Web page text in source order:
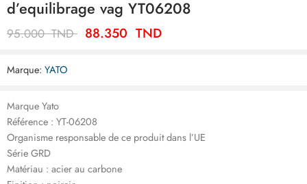
d’equilibrage vag YT06208
95.000TND 88.350 TND
Marque: YATO
Marque Yato
Référence : YT-06208
Organisme responsable de ce produit dans l’UE
Série GRD
Matériau : acier au carbone